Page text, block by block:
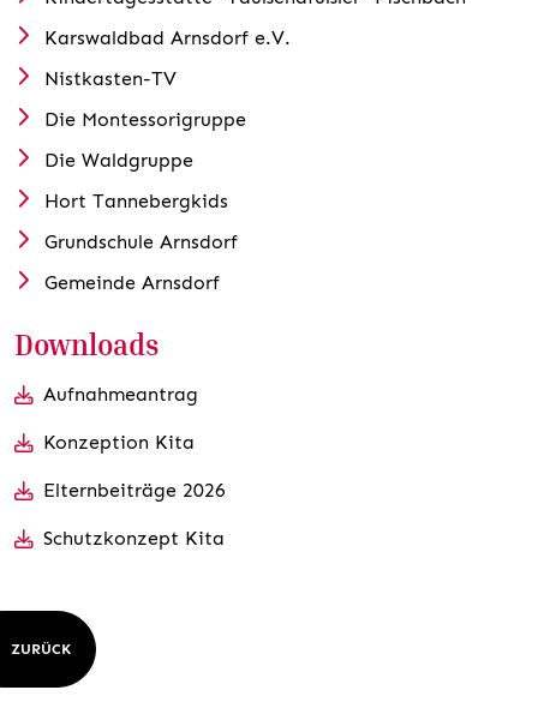
Karswaldbad Arnsdorf e.V.
Nistkasten-TV
Die Montessorigruppe
Die Waldgruppe
Hort Tannebergkids
Grundschule Arnsdorf
Gemeinde Arnsdorf
Downloads
Aufnahmeantrag
Konzeption Kita
Elternbeiträge 2026
Schutzkonzept Kita
ZURÜCK